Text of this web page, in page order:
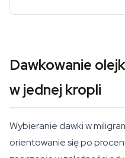
Dawkowanie
w jednej kropli
Wybieranie dawki w
orientowanie się po